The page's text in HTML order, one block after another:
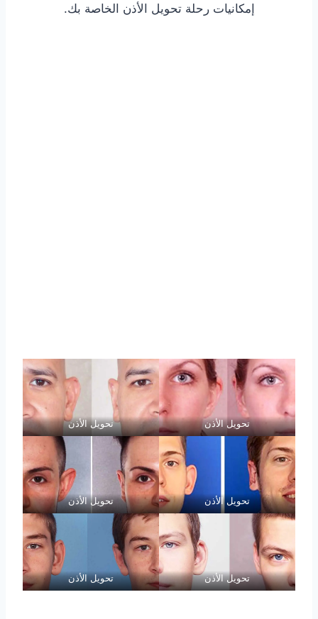
إمكانيات رحلة تحويل الأذن الخاصة بك.
تحويل الأذن تحويل الأذن
تحويل الأذن تحويل الأذن
تحويل الأذن تحويل الأذن